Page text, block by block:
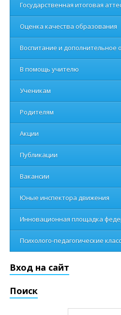
Государственная итоговая
Оценка качества образования
Воспитание и дополнительное
В помощь учителю
Ученикам
Родителям
Акции
Публикации
Вакансии
Юные инспектора движения
Инновационная площадка
Психолого-педагогические
Вход на сайт
Поиск